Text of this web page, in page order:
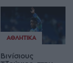
ΑΘΛΗΤΙΚΆ
Βινίσιους